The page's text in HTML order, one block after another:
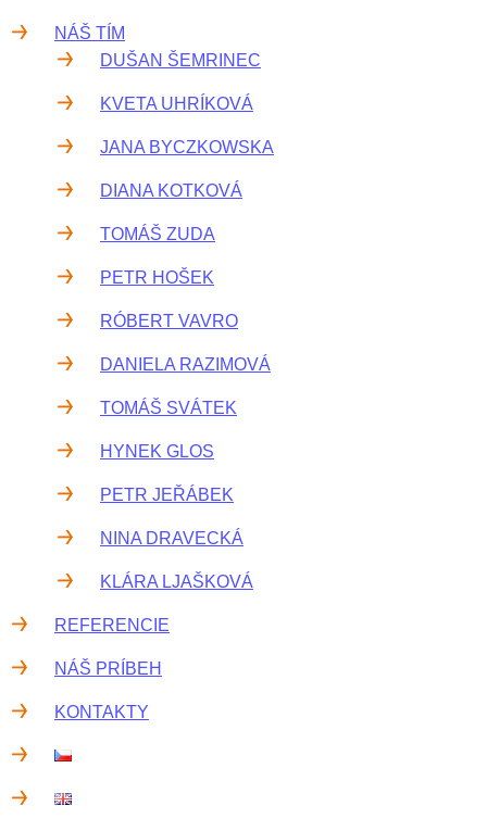
NÁŠ TÍM
DUŠAN ŠEMRINEC
KVETA UHRÍKOVÁ
JANA BYCZKOWSKA
DIANA KOTKOVÁ
TOMÁŠ ZUDA
PETR HOŠEK
RÓBERT VAVRO
DANIELA RAZIMOVÁ
TOMÁŠ SVÁTEK
HYNEK GLOS
PETR JEŘÁBEK
NINA DRAVECKÁ
KLÁRA LJAŠKOVÁ
REFERENCIE
NÁŠ PRÍBEH
KONTAKTY